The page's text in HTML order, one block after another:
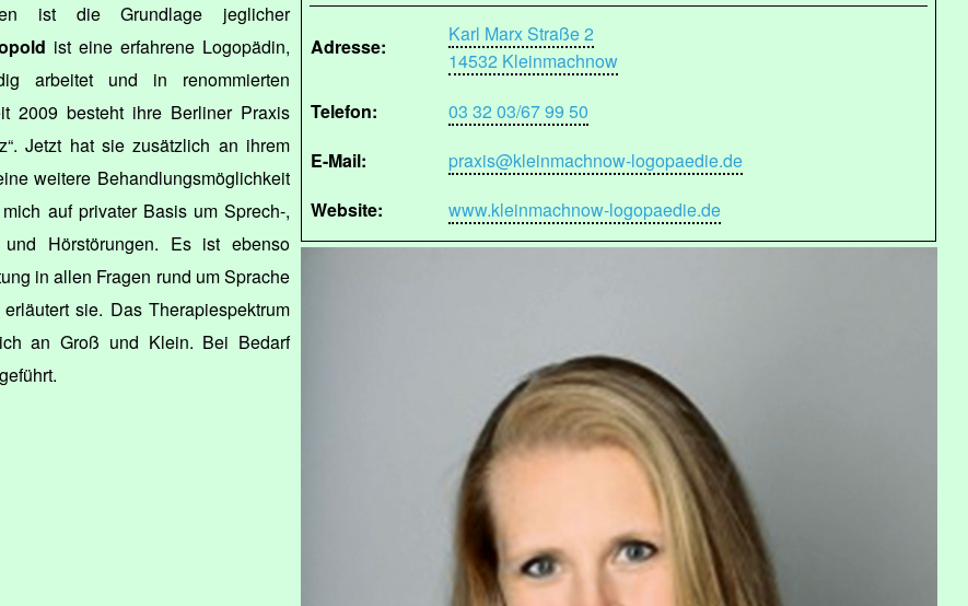
Adresse:
Karl Marx Straße 2
14532 Kleinmachnow
Telefon:
03 32 03/67 99 50
E-Mail:
praxis@kleinmachnow-logopaedie.de
Website:
www.kleinmachnow-logopaedie.de
ist die Grundlage jeglicher
ist eine erfahrene Logopädin,
arbeitet und in renommierten
2009 besteht ihre Berliner Praxis
Jetzt hat sie zusätzlich an ihrem
weitere Behandlungsmöglichkeit
auf privater Basis um Sprech-,
Hörstörungen. Es ist ebenso
in allen Fragen rund um Sprache
sie. Das Therapiespektrum
an Groß und Klein. Bei Bedarf